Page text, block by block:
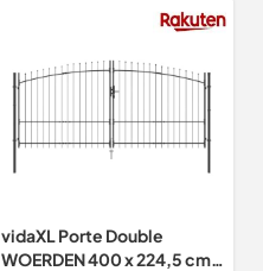
vidaXL Porte Double
WOERDEN 400 x 224,5 cm